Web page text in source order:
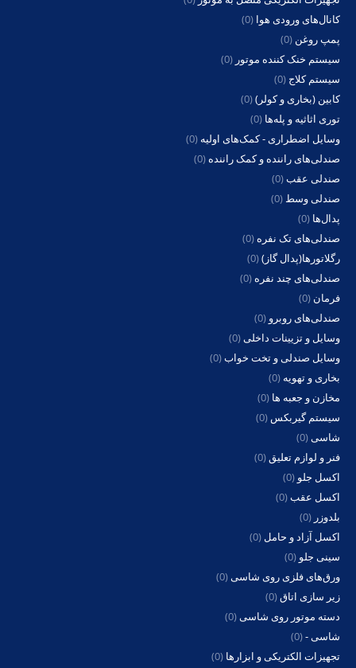
کانال‌های ورودی هوا (0)
پمپ روغن (0)
سیستم خنک کننده موتور (0)
سیستم کلاج (0)
کابین (بخاری و کولر)(0)
توری اثاثیه و پله‌ها (0)
وسایل اضطراری - کمک‌های اولیه (0)
صندلی‌های راننده و کمک راننده (0)
صندلی عقب(0)
صندلی وسط (0)
پدال‌ها (0)
صندلی‌های تک نفره (0)
رگلاتورها(پدال گاز)(0)
صندلی‌های چند نفره (0)
فرمان (0)
صندلی‌های روبرو (0)
وسایل و تزیینات داخلی(0)
وسایل صندلی و تخت خواب(0)
بخاری و تهویه (0)
مخازن و جعبه ها (0)
سیستم گیربکس (0)
شاسی(0)
فنر و لوازم تعلیق(0)
اکسل جلو (0)
اکسل عقب(0)
بلدوزر (0)
اکسل آزاد و حامل (0)
سینی جلو (0)
ورق‌های فلزی روی شاسی(0)
زیر سازی اتاق(0)
دسته موتور روی شاسی(0)
شاسی -(0)
تجهیزات الکتریکی و ابزارها (0)